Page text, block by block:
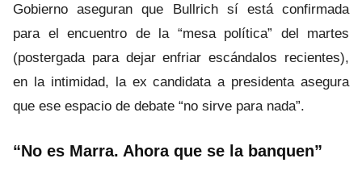
Gobierno aseguran que Bullrich sí está confirmada
para el encuentro de la “mesa política” del martes
(postergada para dejar enfriar escándalos recientes),
en la intimidad, la ex candidata a presidenta asegura
que ese espacio de debate “no sirve para nada”.
“No es Marra. Ahora que se la banquen”